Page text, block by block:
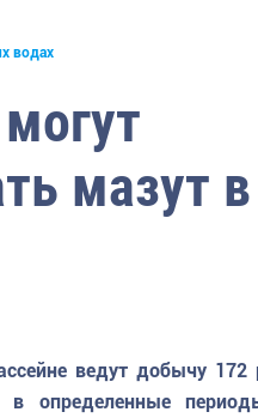
водах
мазут в
ведут добычу 172
определенные